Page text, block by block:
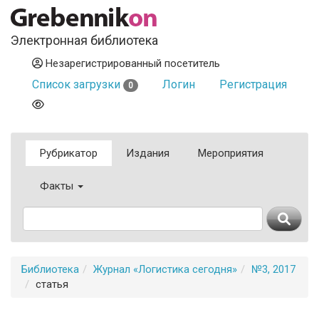
Электронная библиотека
Незарегистрированный посетитель
Список загрузки 0 Логин Регистрация
Рубрикатор Издания Мероприятия
Факты
Библиотека Журнал «Логистика сегодня»
№3, 2017
статья